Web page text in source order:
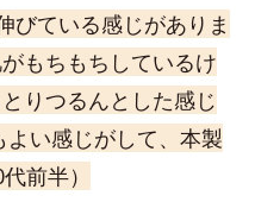
びている感じがありま
もちもちしているけ
りつるんとした感じ
い感じがして、本製
前半）